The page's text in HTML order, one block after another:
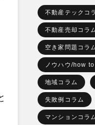
不動産テックコ
不動産売却コラ
空き家問題コラ
ノウハウ/how
地域コラム
失敗例コラム
マンションコラ